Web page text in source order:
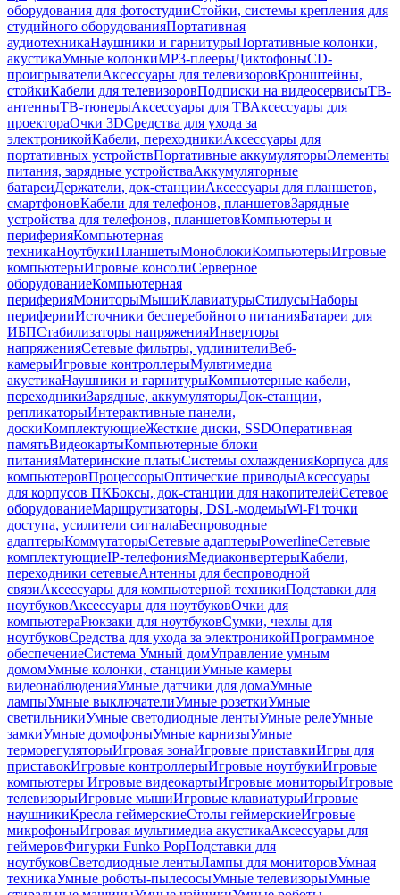
оборудования для фотостудииСтойки, системы крепления для
студийного оборудованияПортативная
аудиотехникаНаушники и гарнитурыПортативные колонки,
акустикаУмные колонкиMP3-плеерыДиктофоныCD-
проигрывателиАксессуары для телевизоровКронштейны,
стойкиКабели для телевизоровПодписки на видеосервисыТВ-
антенныТВ-тюнерыАксессуары для ТВАксессуары для
проектораОчки 3DСредства для ухода за
электроникойКабели, переходникиАксессуары для
портативных устройствПортативные аккумуляторыЭлементы
питания, зарядные устройстваАккумуляторные
батареиДержатели, док-станцииАксессуары для планшетов,
смартфоновКабели для телефонов, планшетовЗарядные
устройства для телефонов, планшетовКомпьютеры и
периферияКомпьютерная
техникаНоутбукиПланшетыМоноблокиКомпьютерыИгровые
компьютерыИгровые консолиСерверное
оборудованиеКомпьютерная
периферияМониторыМышиКлавиатурыСтилусыНаборы
периферииИсточники бесперебойного питанияБатареи для
ИБПСтабилизаторы напряженияИнверторы
напряженияСетевые фильтры, удлинителиВеб-
камерыИгровые контроллерыМультимедиа
акустикаНаушники и гарнитурыКомпьютерные кабели,
переходникиЗарядные, аккумуляторыДок-станции,
репликаторыИнтерактивные панели,
доскиКомплектующиеЖесткие диски, SSDОперативная
памятьВидеокартыКомпьютерные блоки
питанияМатеринские платыСистемы охлажденияКорпуса для
компьютеровПроцессорыОптические приводыАксессуары
для корпусов ПКБоксы, док-станции для накопителейСетевое
оборудованиеМаршрутизаторы, DSL-модемыWi-Fi точки
доступа, усилители сигналаБеспроводные
адаптерыКоммутаторыСетевые адаптерыPowerlineСетевые
комплектующиеIP-телефонияМедиаконвертерыКабели,
переходники сетевыеАнтенны для беспроводной
связиАксессуары для компьютерной техникиПодставки для
ноутбуковАксессуары для ноутбуковОчки для
компьютераРюкзаки для ноутбуковСумки, чехлы для
ноутбуковСредства для ухода за электроникойПрограммное
обеспечениеСистема Умный домУправление умным
домомУмные колонки, станцииУмные камеры
видеонаблюденияУмные датчики для домаУмные
лампыУмные выключателиУмные розеткиУмные
светильникиУмные светодиодные лентыУмные релеУмные
замкиУмные домофоныУмные карнизыУмные
терморегуляторыИгровая зонаИгровые приставкиИгры для
приставокИгровые контроллерыИгровые ноутбукиИгровые
компьютеры Игровые видеокартыИгровые мониторыИгровые
телевизорыИгровые мышиИгровые клавиатурыИгровые
наушникиКресла геймерскиеСтолы геймерскиеИгровые
микрофоныИгровая мультимедиа акустикаАксессуары для
геймеровФигурки Funko PopПодставки для
ноутбуковСветодиодные лентыЛампы для мониторовУмная
техникаУмные роботы-пылесосыУмные телевизорыУмные